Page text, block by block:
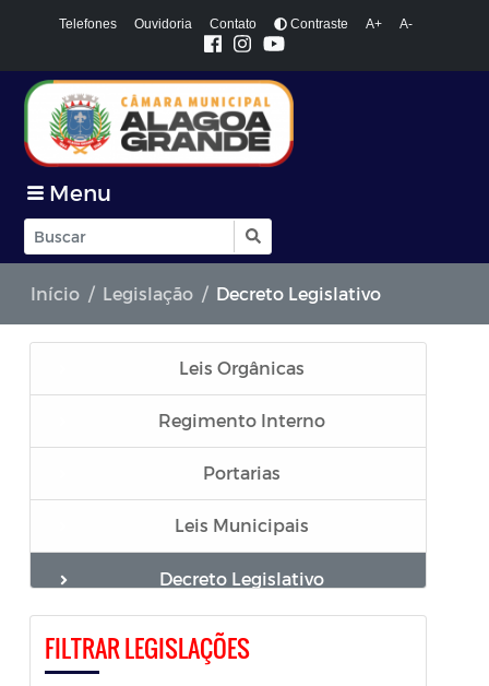
Telefones Ouvidoria Contato Contraste A+ A-
Menu
Início Legislação Decreto Legislativo
Leis Orgânicas
Regimento Interno
Portarias
Leis Municipais
Decreto Legislativo
Requerimentos
FILTRAR LEGISLAÇÕES